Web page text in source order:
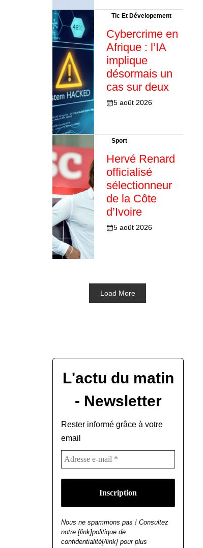
Tic Et Dévelopement
Cybercrime en
Afrique : l’IA
implique
désormais un
cas sur deux
5 août 2026
Sport
Hervé Renard
officialisé
sélectionneur
de la Côte
d’Ivoire
5 août 2026
Load More
L'actu du matin
- Newsletter
Rester informé grâce à votre
email
Nous ne spammons pas ! Consultez
notre [link]politique de
confidentialité[/link] pour plus